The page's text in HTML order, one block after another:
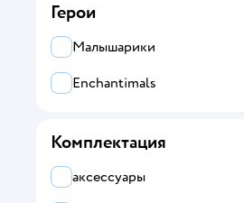
Герои
Малышарики
Enchantimals
Комплектация
аксессуары